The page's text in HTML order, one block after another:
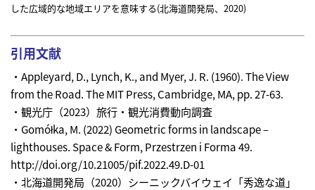
した広域的な地域エリアを意味する(北海道開発局、2020)
引用文献
・Appleyard, D., Lynch, K., and Myer, J. R. (1960). The View
from the Road. The MIT Press, Cambridge, MA, pp. 27-63.
・観光庁（2023）旅行・観光消費動向調査
・Gomółka, M. (2022) Geometric forms in landscape –
lighthouses. Space & Form, Przestrzen i Forma 49.
http://doi.org/10.21005/pif.2022.49.D-01
・北海道開発局（2020）シーニックバイウェイ「秀逸な道」